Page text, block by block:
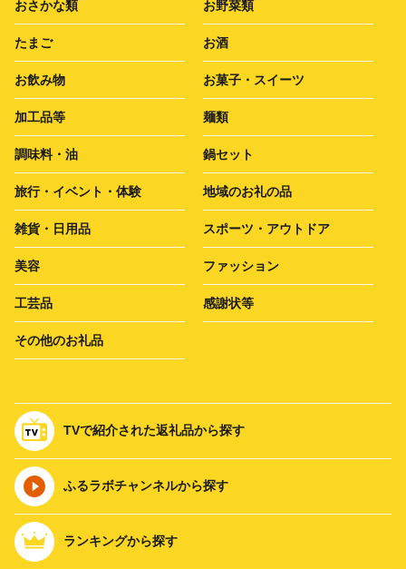
おさかな類 お野菜類
たまご お酒
お飲み物 お菓子・スイーツ
加工品等 麺類
調味料・油 鍋セット
旅行・イベント・体験 地域のお礼の品
雑貨・日用品 スポーツ・アウトドア
美容 ファッション
工芸品 感謝状等
その他のお礼品
TVで紹介された返礼品から探す
ふるラボチャンネルから探す
ランキングから探す